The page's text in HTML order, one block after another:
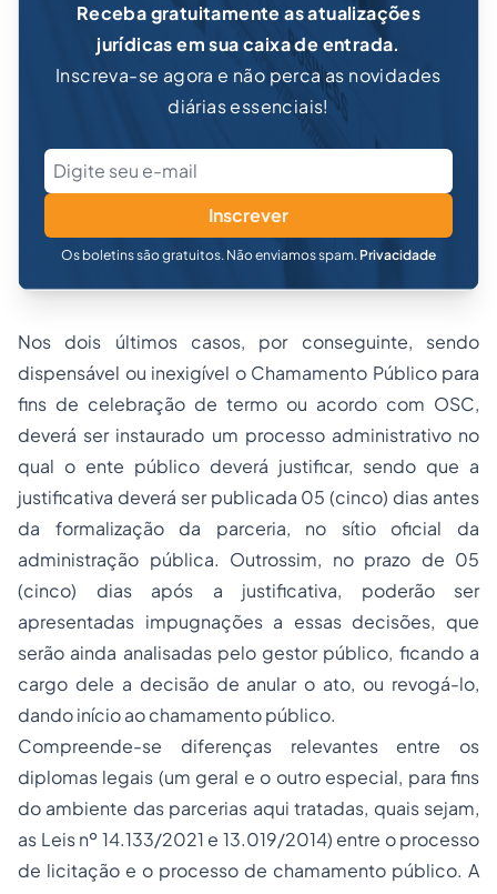
Receba gratuitamente as atualizações
jurídicas em sua caixa de entrada.
Inscreva-se agora e não perca as novidades
diárias essenciais!
Inscrever
Os boletins são gratuitos. Não enviamos spam. Privacidade
Nos dois últimos casos, por conseguinte, sendo
dispensável ou inexigível o Chamamento Público para
fins de celebração de termo ou acordo com OSC,
deverá ser instaurado um processo administrativo no
qual o ente público deverá justificar, sendo que a
justificativa deverá ser publicada 05(cinco) dias antes
da formalização da parceria, no sítio oficial da
administração pública. Outrossim, no prazo de 05
(cinco) dias após a justificativa, poderão ser
apresentadas impugnações a essas decisões, que
serão ainda analisadas pelo gestor público, ficando a
cargo dele a decisão de anular o ato, ou revogá-lo,
dando início ao chamamento público.
Compreende-se diferenças relevantes entre os
diplomas legais (um geral e o outro especial, para fins
do ambiente das parcerias aqui tratadas, quais sejam,
as Leis nº 14.133/2021 e 13.019/2014) entre o processo
de licitação e o processo de chamamento público. A